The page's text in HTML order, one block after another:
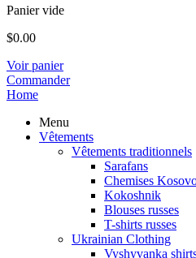
Panier vide
$0.00
Voir panier
Commander
Home
Menu
Vêtements
Vêtements traditionnels
Sarafans
Chemises
Kokoshnik
Blouses russes
T-shirts russes
Ukrainian Clothing
Vyshyvanka